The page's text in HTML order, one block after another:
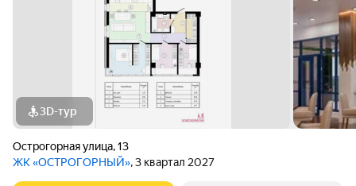
3D-тур
Острогорная улица,13
ЖК «ОСТРОГОРНЫЙ», 3 квартал 2027